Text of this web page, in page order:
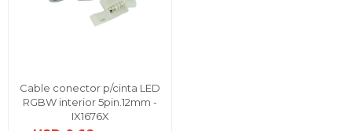
Cable conector p/cinta LED
RGBW interior 5pin.12mm -
IX1676X